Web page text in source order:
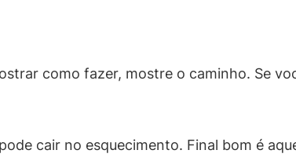
como fazer, mostre o caminho. Se
cair no esquecimento. Final bom é